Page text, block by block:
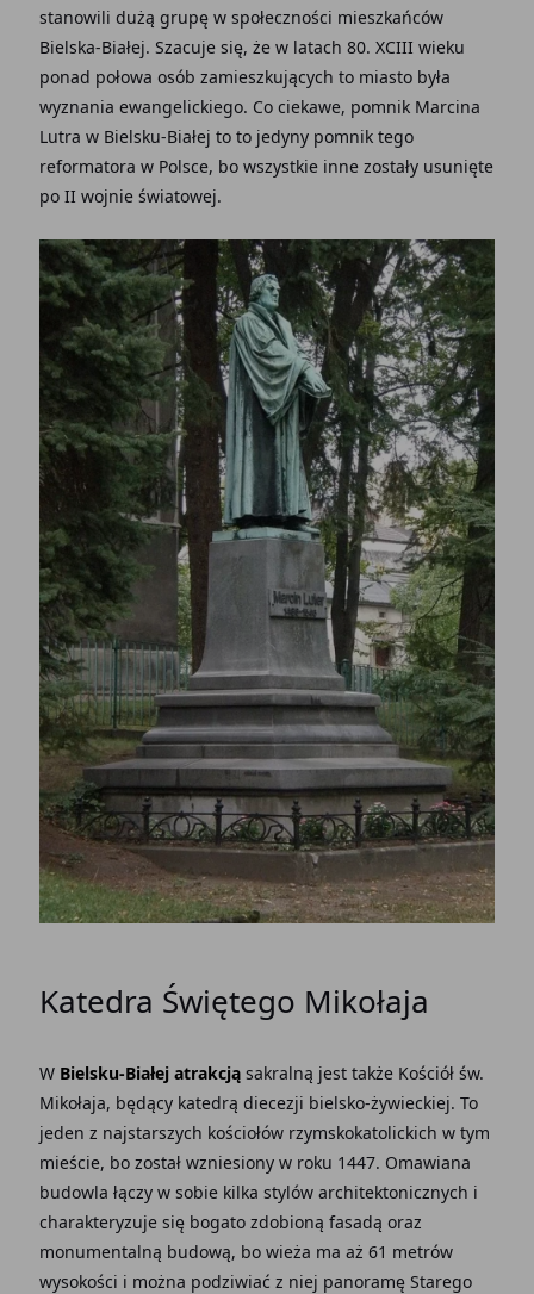
stanowili dużą grupę w społeczności mieszkańców
Bielska-Białej. Szacuje się, że w latach 80. XCIII wieku
ponad połowa osób zamieszkujących to miasto była
wyznania ewangelickiego. Co ciekawe, pomnik Marcina
Lutra w Bielsku-Białej to to jedyny pomnik tego
reformatora w Polsce, bo wszystkie inne zostały usunięte
po II wojnie światowej.
Katedra Świętego Mikołaja
W Bielsku-Białej atrakcją sakralną jest także Kościół św.
Mikołaja, będący katedrą diecezji bielsko-żywieckiej. To
jeden z najstarszych kościołów rzymskokatolickich w tym
mieście, bo został wzniesiony w roku 1447. Omawiana
budowla łączy w sobie kilka stylów architektonicznych i
charakteryzuje się bogato zdobioną fasadą oraz
monumentalną budową, bo wieża ma aż 61 metrów
wysokości i można podziwiać z niej panoramę Starego